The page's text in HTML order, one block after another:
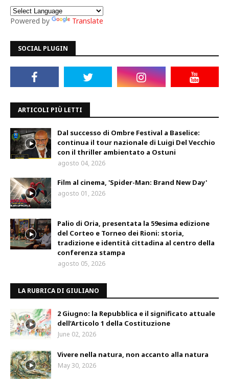
Powered by Translate
SOCIAL PLUGIN
ARTICOLI PIÙ LETTI
Dal successo di Ombre Festival a Baselice:
continua il tour nazionale di Luigi Del Vecchio
con il thriller ambientato a Ostuni
agosto 04, 2026
Film al cinema, 'Spider-Man: Brand New Day'
agosto 01, 2026
Palio di Oria, presentata la 59esima edizione
del Corteo e Torneo dei Rioni: storia,
tradizione e identità cittadina al centro della
conferenza stampa
agosto 05, 2026
LA RUBRICA DI GIULIANO
2 Giugno: la Repubblica e il significato attuale
dell’Articolo 1 della Costituzione
June 02, 2026
Vivere nella natura, non accanto alla natura
May 30, 2026